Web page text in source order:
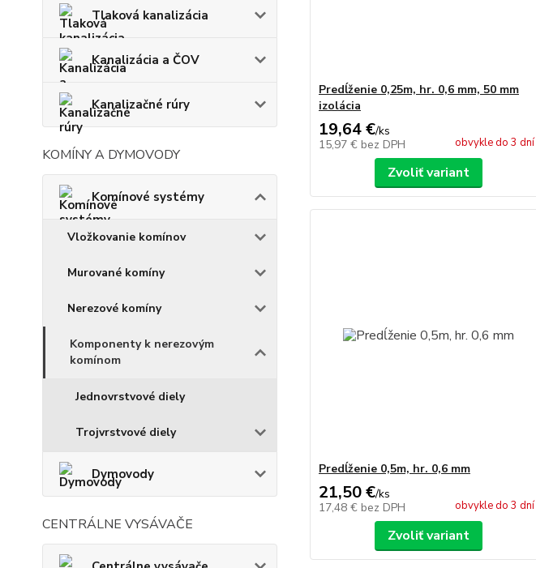
Tlaková kanalizácia
Kanalizácia a ČOV
Kanalizačné rúry
KOMÍNY A DYMOVODY
Komínové systémy
Vložkovanie komínov
Murované komíny
Nerezové komíny
Komponenty k nerezovým
komínom
Jednovrstvové diely
Trojvrstvové diely
Dymovody
CENTRÁLNE VYSÁVAČE
Predĺženie 0,25m, hr. 0,6 mm, 50 mm
izolácia
19,64 €/ks
15,97 € bez DPH obvykle do 3 dní
Zvoliť variant
Predĺženie 0,5m, hr. 0,6 mm
21,50 €/ks
17,48 € bez DPH obvykle do 3 dní
Zvoliť variant